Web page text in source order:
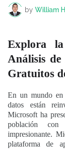
by William
Explora
Análisis de
Gratuitos
En un mundo en
datos están
Microsoft ha
población con
impresionante.
plataforma de